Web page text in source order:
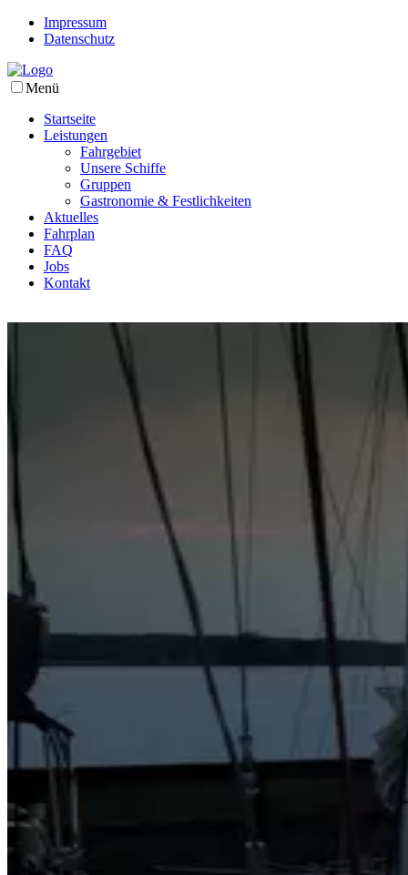
Impressum
Datenschutz
Menü
Startseite
Leistungen
Fahrgebiet
Unsere Schiffe
Gruppen
Gastronomie & Festlichkeiten
Aktuelles
Fahrplan
FAQ
Jobs
Kontakt